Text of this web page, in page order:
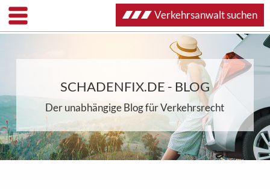
SCHADENFIX.DE - BLOG
Der unabhängige Blog für Verkehrsrecht
Verkehrsanwalt suchen